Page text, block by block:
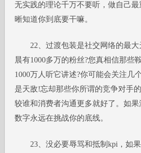
无实践的理论千万不要听，做自己
晰知道你到底要干嘛。
22、过渡包装是社交网络的最大
晨有1000多万的粉丝?您真相信那些
1000万人听它讲述?你可能会关注几
是天敌!忘却那些你所谓的竞争对手
较谁和消费者沟通更多就好了。如
数字永远在挑战你的底线。
23、没必要辱骂和抵制kpi，如果